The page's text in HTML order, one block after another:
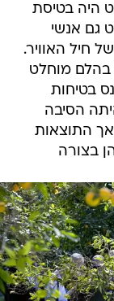
היה בטיסת
גם אנשי
חיל האוויר.
בהלם מוחלט
בטיחות
הסיבה
התוצאות
בצורה